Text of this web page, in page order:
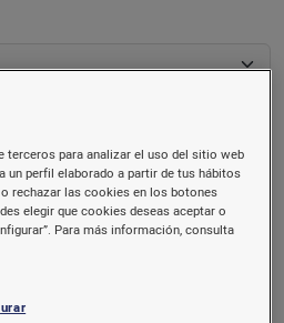
terceros para analizar el uso del sitio web
un perfil elaborado a partir de tus hábitos
rechazar las cookies en los botones
elegir que cookies deseas aceptar o
Para más información, consulta